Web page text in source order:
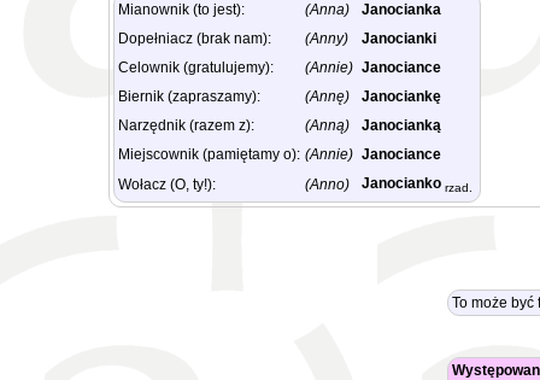
Mianownik (to jest): (Anna)
Janocianka
Dopełniacz (brak nam):
(Anny)
Janocianki
Celownik (gratulujemy):
(Annie) Janociance
Biernik (zapraszamy):
(Annę)
Janociankę
Narzędnik (razem z):
(Anną)
Janocianką
Miejscownik (pamiętamy o): (Annie) Janociance
Wołacz (O, ty!):
(Anno) Janocianko rzad.
To może być